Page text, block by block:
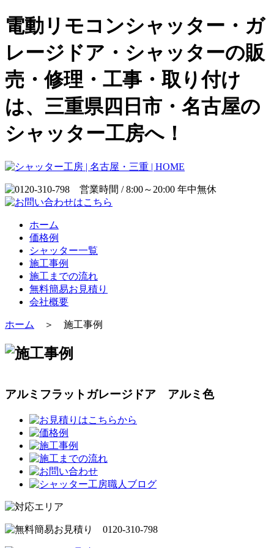
電動リモコンシャッター・ガ
レージドア・シャッターの販
売・修理・工事・取り付け
は、三重県四日市・名古屋の
シャッター工房へ！
ホーム
価格例
シャッター一覧
施工事例
施工までの流れ
無料簡易お見積り
会社概要
ホーム ＞ 施工事例
アルミフラットガレージドア アルミ色